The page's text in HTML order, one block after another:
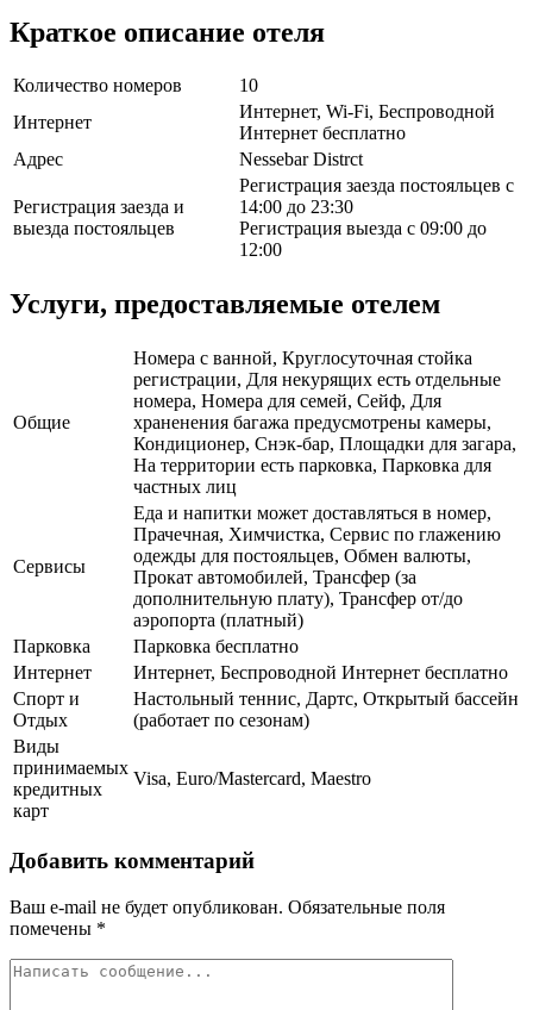
Краткое описание отеля
Количество номеров
10
Интернет
Интернет, Wi-Fi, Беспроводной
Интернет бесплатно
Адрес
Nessebar Distrct
Регистрация заезда и
выезда постояльцев
Регистрация заезда постояльцев с
14:00 до 23:30
Регистрация выезда с 09:00 до
12:00
Услуги, предоставляемые отелем
Общие
Номера с ванной, Круглосуточная стойка
регистрации, Для некурящих есть отдельные
номера, Номера для семей, Сейф, Для
храненения багажа предусмотрены камеры,
Кондиционер, Снэк-бар, Площадки для загара,
На территории есть парковка, Парковка для
частных лиц
Сервисы
Еда и напитки может доставляться в номер,
Прачечная, Химчистка, Сервис по глажению
одежды для постояльцев, Обмен валюты,
Прокат автомобилей, Трансфер (за
дополнительную плату), Трансфер от/до
аэропорта (платный)
Парковка
Парковка бесплатно
Интернет
Интернет, Беспроводной Интернет бесплатно
Спорт и
Отдых
Настольный теннис, Дартс, Открытый бассейн
(работает по сезонам)
Виды
принимаемых
кредитных
карт
Visa, Euro/Mastercard, Maestro
Добавить комментарий
Ваш e-mail не будет опубликован. Обязательные поля
помечены *